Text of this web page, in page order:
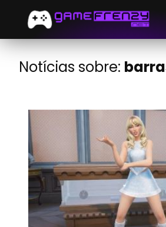
Notícias sobre: